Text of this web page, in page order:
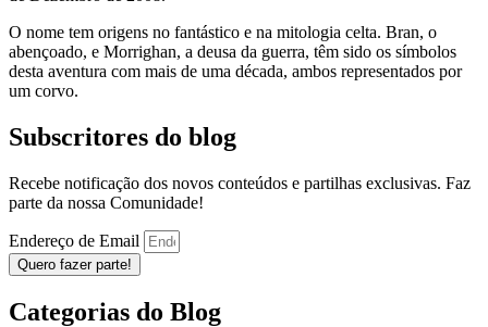
O nome tem origens no fantástico e na mitologia celta. Bran, o
abençoado, e Morrighan, a deusa da guerra, têm sido os símbolos
desta aventura com mais de uma década, ambos representados por
um corvo.
Subscritores do blog
Recebe notificação dos novos conteúdos e partilhas exclusivas. Faz
parte da nossa Comunidade!
Endereço de Email
Quero fazer parte!
Categorias do Blog